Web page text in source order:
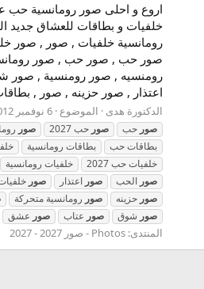
اروع و احلى صور رومانسية حب
خلفيات و بطاقات للعشاق جديد
رومانسية خلفيات , صور , صور
صور حب , صور حب , صور
رومنسيه , صور رومنسية , صور
اعتذار , صور حزينه , صور ,
الدكتورة هدى الموضوع 6 نوفمبر 2012
صور حب صور حب 2027 صور
بطاقات حب
بطاقات رومانسية
خلفيات حب 2027
خلفيات رومانسية
صور الحب صور اعتذار صور
صور حزينه صور رومانسية متحركة
صور شوق صور عتاب صور عشق
المنتدى: Photos - صور 2027 - 2027